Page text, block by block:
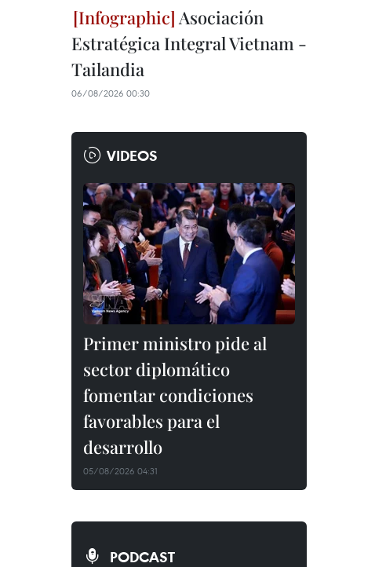
Asociación
Estratégica Integral Vietnam -
Tailandia
06/08/2026 00:30
VIDEOS
Primer ministro pide al
sector diplomático
fomentar condiciones
favorables para el
desarrollo
05/08/2026 04:31
PODCAST